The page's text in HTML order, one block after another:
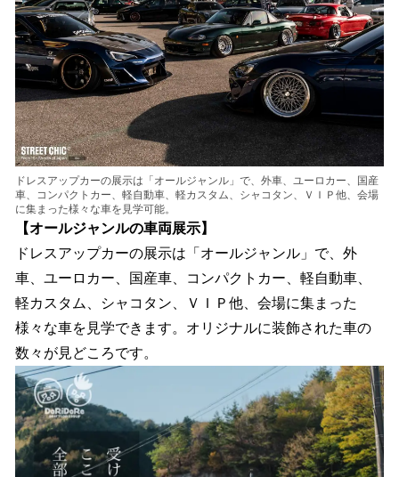
ドレスアップカーの展示は「オールジャンル」で、外車、ユーロカー、国産
車、コンパクトカー、軽自動車、軽カスタム、シャコタン、ＶＩＰ他、会場
に集まった様々な車を見学可能。
【オールジャンルの車両展示】
ドレスアップカーの展示は「オールジャンル」で、外
車、ユーロカー、国産車、コンパクトカー、軽自動車、
軽カスタム、シャコタン、ＶＩＰ他、会場に集まった
様々な車を見学できます。オリジナルに装飾された車の
数々が見どころです。